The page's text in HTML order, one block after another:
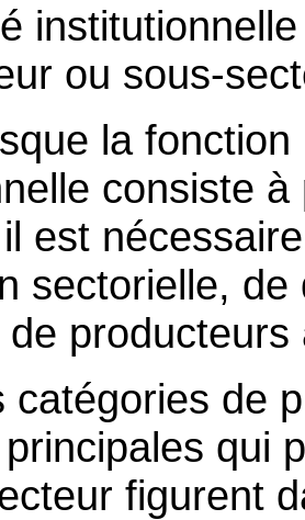
ou sous-
la
consiste
est
sectorielle,
catégories de
qui
figurent